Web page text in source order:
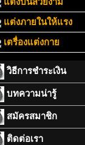
แต่งภายในให้แรง
เตรื่องแต่งกาย
วิธีการชำระเงิน
บทความน่ารู้
สมัครสมาชิก
ติดต่อเรา